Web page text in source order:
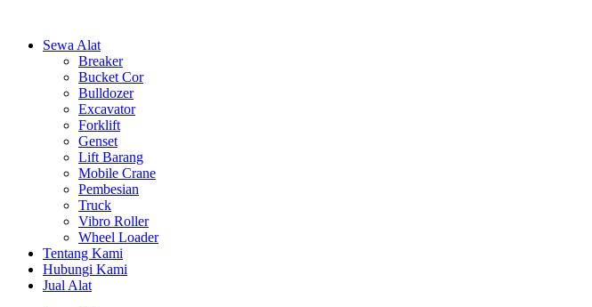
Sewa Alat
Breaker
Bucket Cor
Bulldozer
Excavator
Forklift
Genset
Lift Barang
Mobile Crane
Pembesian
Truck
Vibro Roller
Wheel Loader
Tentang Kami
Hubungi Kami
Jual Alat